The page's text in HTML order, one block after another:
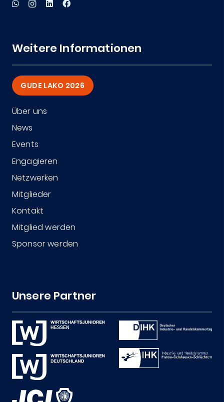
Weitere Informationen
GUDE LAKO 2026
Über uns
News
Events
Engagieren
Netzwerken
Mitglieder
Kontakt
Mitglied werden
Sponsor werden
Unsere Partner